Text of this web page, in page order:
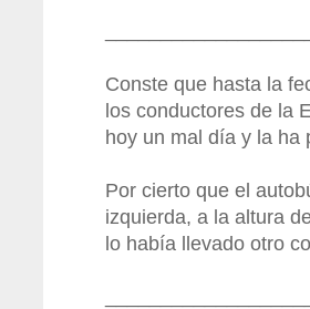
Conste que hasta la
los conductores de la
hoy un mal día y la ha
Por cierto que el
izquierda, a la altura
lo había llevado otro